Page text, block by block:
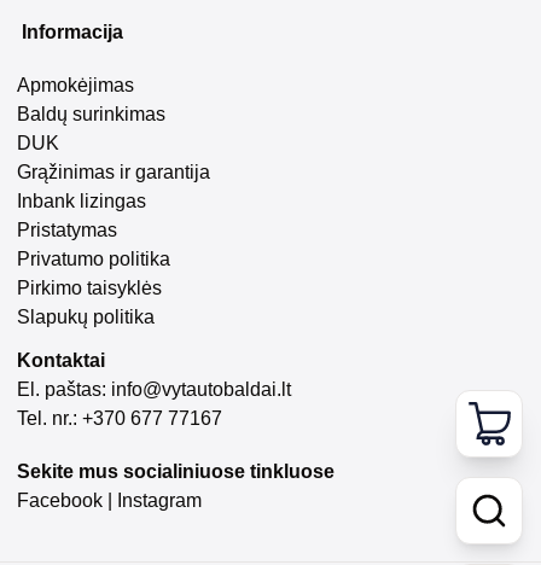
Informacija
Apmokėjimas
Baldų surinkimas
DUK
Grąžinimas ir garantija
Inbank lizingas
Pristatymas
Privatumo politika
Pirkimo taisyklės
Slapukų politika
Kontaktai
El. paštas: info@vytautobaldai.lt
Tel. nr.: +370 677 77167
Sekite mus socialiniuose tinkluose
Facebook
Instagram